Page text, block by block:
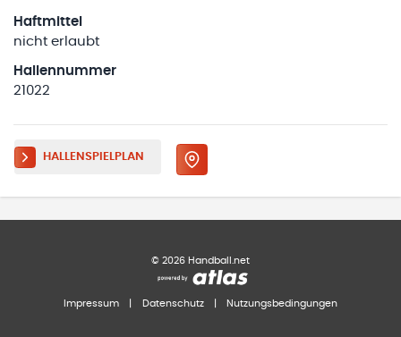
Haftmittel
nicht erlaubt
Hallennummer
21022
HALLENSPIELPLAN
© 2026 Handball.net
Impressum Datenschutz Nutzungsbedingungen